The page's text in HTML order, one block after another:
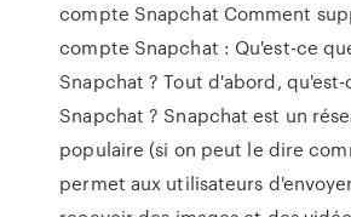
compte Snapchat Comment
compte Snapchat : Qu'est-ce
Snapchat ? Tout d'abord, qu'est-
Snapchat ? Snapchat est un
populaire (si on peut le dire
permet aux utilisateurs